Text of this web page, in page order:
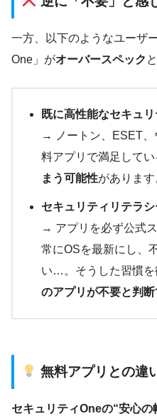
一方、以下のようなユーザ
One」がオーバースペック
既に高性能なセキュ
→ ノートン、ESET、
料アプリで満足してい
まう可能性があります
セキュリティリテラ
→ アプリを必ず公式
常にOSを最新にし、
い…。そうした習慣を
のアプリが不要と判
無料アプリとの違
セキュリティOneの“安心